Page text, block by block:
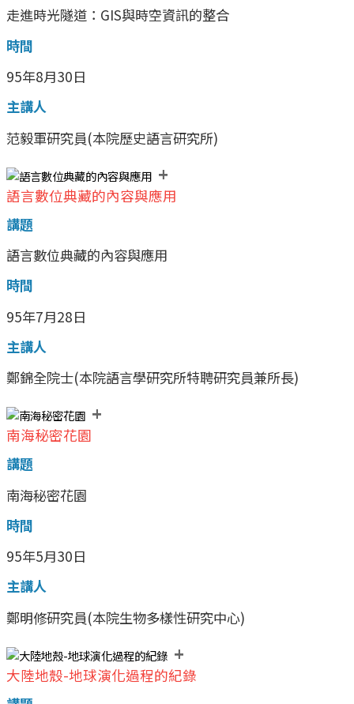
走進時光隧道：GIS與時空資訊的整合
時間
95年8月30日
主講人
范毅軍研究員(本院歷史語言研究所)
+
語言數位典藏的內容與應用
講題
語言數位典藏的內容與應用
時間
95年7月28日
主講人
鄭錦全院士(本院語言學研究所特聘研究員兼所長)
+
南海秘密花園
講題
南海秘密花園
時間
95年5月30日
主講人
鄭明修研究員(本院生物多樣性研究中心)
+
大陸地殼-地球演化過程的紀錄